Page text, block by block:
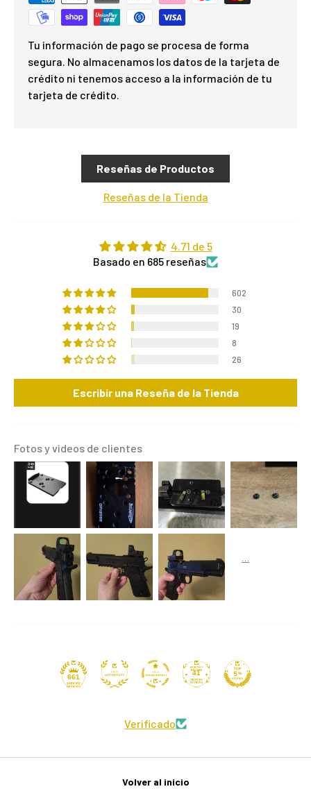
Tu información de pago se procesa de forma
segura. No almacenamos los datos de la tarjeta de
crédito ni tenemos acceso a la información de tu
tarjeta de crédito.
Reseñas de Productos
Reseñas de la Tienda
4.71 de 5
Basado en 685 reseñas
602
30
19
8
26
Escribir una Reseña de la Tienda
Fotos y videos de clientes
661
41
Verificado
Volver al inicio